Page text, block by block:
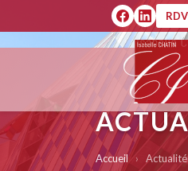
Accueil ›